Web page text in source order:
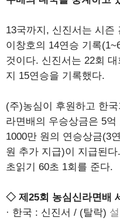
13국까지, 신진서는 시즌
이창호의 14연승 기록
것이다. 신진서는 22회
지 15연승을 기록했다.
(주)농심이 후원하고 한
라면배의 우승상금은 5
1000만 원의 연승상금(3
원 추가 지급)이 지급된
초읽기 60초 1회를 준다.
◇ 제25회 농심신라면배
· 한국 : 신진서 / (탈락)